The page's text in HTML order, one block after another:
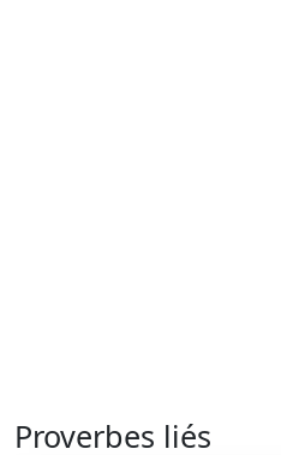
Proverbes liés